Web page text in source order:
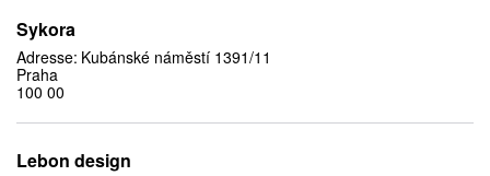
Sykora
Adresse: Kubánské náměstí 1391/11
Praha
100 00
Lebon design